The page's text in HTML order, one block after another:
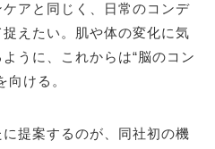
アと同じく、日常のコンデ
えたい。肌や体の変化に気
うに、これからは“脳のコン
向ける。
提案するのが、同社初の機